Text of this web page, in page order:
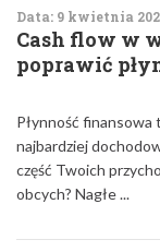
Data: 9 kwietnia
Cash flow w
poprawić
Płynność
najbardziej
część Twoich
obcych? Nagłe ...